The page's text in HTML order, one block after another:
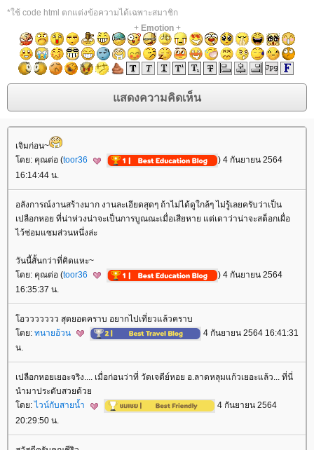
*ใช้ code html ตกแต่งข้อความได้เฉพาะสมาชิก
+ Emotion+
เจิมก่อน~
ดย: คุณต่อ (toor36
) 4 กันยายน 2564
16:14:44 น.
อลังการณ์งานสร้างมาก งานละเอียดสุดๆ ถ้าไม่ได้ดูใกล้ๆ ไม่รู้เลยครับว่าเป็น
เปลือกหอย ที่น่าห่วงน่าจะเป็นการบูณณะเมื่อเสียหาย แต่เดาว่าน่าจะสต็อกเผื่อ
ไว้ซ่อมแซมส่วนหนึ่งล่ะ
วันนี้สั้นกว่าที่คิดแหะ~
ดย: คุณต่อ (toor36
) 4 กันยายน 2564
16:35:37 น.
อววววววว สุดยอดคราบ อยากไปเที่ยวแล้วคราบ
ดย: ทนายอ้วน
4 กันยายน 2564 16:41:31
น.
เปลือกหอยเยอะจริง.... เมื่อก่อนว่าที่ วัดเจดีย์หอย อ.ลาดหลุมแก้วเยอะแล้ว... ที่นี่
นำมาประดับสวยด้ว
ดย: ไวน์กับสายน้ำ
4 กันยายน 2564
20:29:50 น.